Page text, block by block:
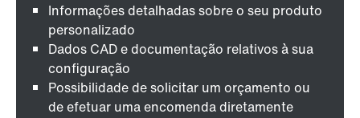
Informações detalhadas sobre o seu produto
personalizado
Dados CAD e documentação relativos à sua
configuração
Possibilidade de solicitar um orçamento ou
de efetuar uma encomenda diretamente